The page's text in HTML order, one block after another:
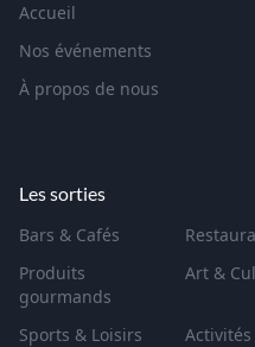
Accueil
Nos événements
À propos de nous
Les sorties
Bars & Cafés
Produits
gourmands
Art &
Sports & Loisirs